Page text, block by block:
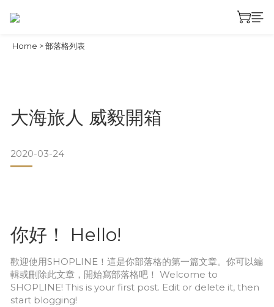
Home >部落格列表
大海旅人 威毅開箱
2020-03-24
你好！ Hello!
歡迎使用SHOPLINE！這是你部落格的第一篇文章。你可以編
輯或刪除此文章，開始寫部落格吧！ Welcome to
SHOPLINE! This is your first post. Edit or delete it, then
start blogging!